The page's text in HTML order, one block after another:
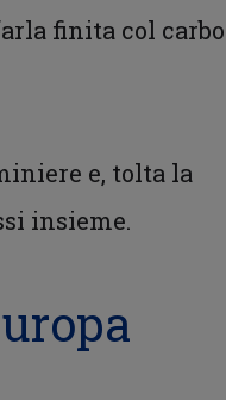
finita col
e, tolta la
insieme.